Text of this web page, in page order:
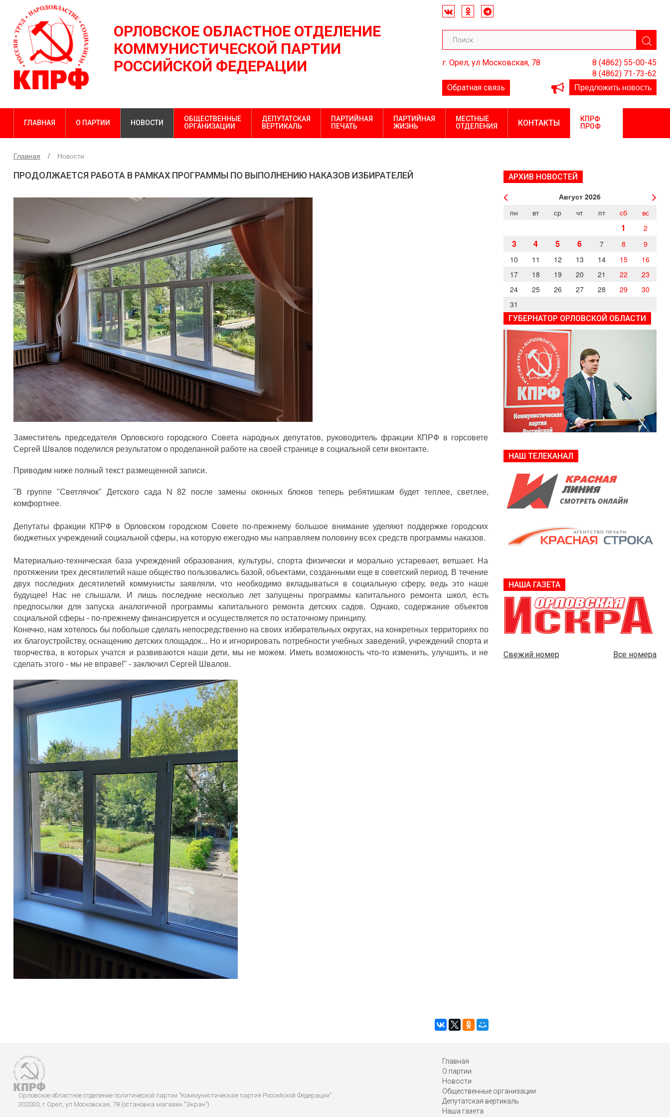
ОРЛОВСКОЕ ОБЛАСТНОЕ ОТДЕЛЕНИЕ
КОММУНИСТИЧЕСКОЙ ПАРТИИ
РОССИЙСКОЙ ФЕДЕРАЦИИ
г. Орел, ул Московская, 78
Обратная связь
8 (4862) 55-00-45
8 (4862) 71-73-62
Предложить новость
ГЛАВНАЯ О ПАРТИИ НОВОСТИ
ОБЩЕСТВЕННЫЕ
ОРГАНИЗАЦИИ
ДЕПУТАТСКАЯ
ВЕРТИКАЛЬ
ПАРТИЙНАЯ
ПЕЧАТЬ
ПАРТИЙНАЯ
ЖИЗНЬ
МЕСТНЫЕ
ОТДЕЛЕНИЯ
КОНТАКТЫ
КПРФ
ПРОФ
Главная Новости
ПРОДОЛЖАЕТСЯ РАБОТА В РАМКАХ ПРОГРАММЫ ПО ВЫПОЛНЕНИЮ НАКАЗОВ ИЗБИРАТЕЛЕЙ
Заместитель председателя Орловского городского Совета народных депутатов, руководитель фракции КПРФ в горсовете
Сергей Швалов поделился результатом о проделанной работе на своей странице в социальной сети вконтакте.
Приводим ниже полный текст размещенной записи.
"В группе "Светлячок" Детского сада N 82 после замены оконных блоков теперь ребятишкам будет теплее, светлее,
комфортнее.
Депутаты фракции КПРФ в Орловском городском Совете по-прежнему большое внимание уделяют поддержке городских
бюджетных учреждений социальной сферы, на которую ежегодно мы направляем половину всех средств программы наказов.
Материально-техническая база учреждений образования, культуры, спорта физически и морально устаревает, ветшает. На
протяжении трех десятилетий наше общество пользовались базой, объектами, созданными еще в советский период. В течение
двух последних десятилетий коммунисты заявляли, что необходимо вкладываться в социальную сферу, ведь это наше
будущее! Нас не слышали. И лишь последние несколько лет запущены программы капитального ремонта школ, есть
предпосылки для запуска аналогичной программы капитального ремонта детских садов. Однако, содержание объектов
социальной сферы - по-прежнему финансируется и осуществляется по остаточному принципу.
Конечно, нам хотелось бы побольше сделать непосредственно на своих избирательных округах, на конкретных территориях по
их благоустройству, оснащению детских площадок... Но и игнорировать потребности учебных заведений, учреждений спорта и
творчества, в которых учатся и развиваются наши дети, мы не можем. Иметь возможность что-то изменить, улучшить, и не
сделать этого - мы не вправе!" - заключил Сергей Швалов.
АРХИВ НОВОСТЕЙ
Август 2026
пн
вт ср чт пт сб вс
1 2
3 4 5 6 7 8
9
10
11 12 13 14 15
16
17
18 19 20 21 22
23
24
25 26 27 28 29
30
31
ГУБЕРНАТОР ОРЛОВСКОЙ ОБЛАСТИ
НАШ ТЕЛЕКАНАЛ
НАША ГАЗЕТА
Свежий номер Все номера
Орловское областное отделение политической партии "Коммунистическая партия Российской Федерации"
302030, г.Орел, ул Московская, 78 (остановка магазин "Экран")
Главная
О партии
Новости
Общественные организации
Депутатская вертикаль
Наша газета